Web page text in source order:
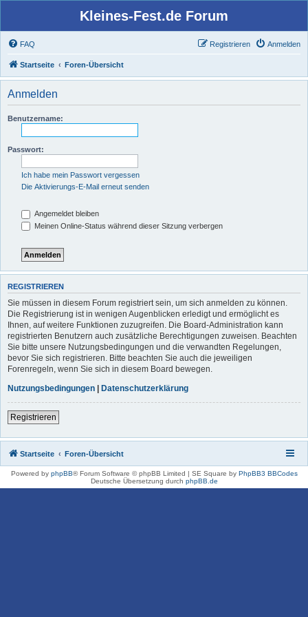
Kleines-Fest.de Forum
FAQ Anmelden
Registrieren
Startseite Foren-Übersicht
Anmelden
Benutzername:
Passwort:
Ich habe mein Passwort vergessen
Die Aktivierungs-E-Mail erneut senden
Angemeldet bleiben
Meinen Online-Status während dieser Sitzung verbergen
REGISTRIEREN
Sie müssen in diesem Forum registriert sein, um sich anmelden zu können.
Die Registrierung ist in wenigen Augenblicken erledigt und ermöglicht es
Ihnen, auf weitere Funktionen zuzugreifen. Die Board-Administration kann
registrierten Benutzern auch zusätzliche Berechtigungen zuweisen. Beachten
Sie bitte unsere Nutzungsbedingungen und die verwandten Regelungen,
bevor Sie sich registrieren. Bitte beachten Sie auch die jeweiligen
Forenregeln, wenn Sie sich in diesem Board bewegen.
Nutzungsbedingungen | Datenschutzerklärung
Registrieren
Startseite Foren-Übersicht
Powered by phpBB® Forum Software © phpBB Limited | SE Square by PhpBB3 BBCodes
Deutsche Übersetzung durch phpBB.de